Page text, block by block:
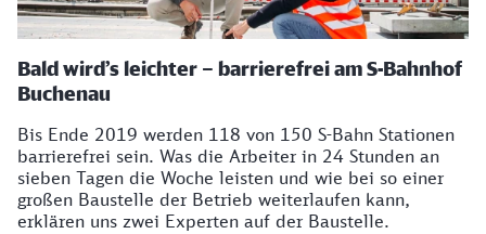
Bald wird’s leichter – barrierefrei am S-Bahnhof
Buchenau
Bis Ende 2019 werden 118 von 150 S-Bahn Stationen
barrierefrei sein. Was die Arbeiter in 24 Stunden an
sieben Tagen die Woche leisten und wie bei so einer
großen Baustelle der Betrieb weiterlaufen kann,
erklären uns zwei Experten auf der Baustelle.